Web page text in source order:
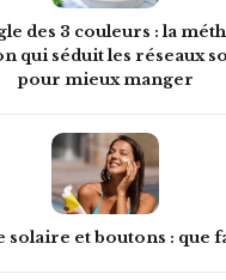
des 3 couleurs : la
qui séduit les réseaux
pour mieux manger
solaire et boutons : que